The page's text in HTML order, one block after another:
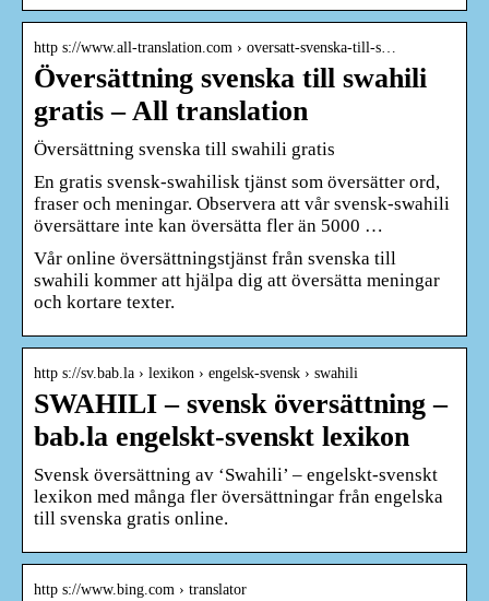
http s://www.all-translation.com › oversatt-svenska-till-s…
Översättning svenska till swahili
gratis – All translation
Översättning svenska till swahili gratis
En gratis svensk-swahilisk tjänst som översätter ord,
fraser och meningar. Observera att vår svensk-swahili
översättare inte kan översätta fler än 5000 …
Vår online översättningstjänst från svenska till
swahili kommer att hjälpa dig att översätta meningar
och kortare texter.
http s://sv.bab.la › lexikon › engelsk-svensk › swahili
SWAHILI – svensk översättning –
bab.la engelskt-svenskt lexikon
Svensk översättning av ‘Swahili’ – engelskt-svenskt
lexikon med många fler översättningar från engelska
till svenska gratis online.
http s://www.bing.com › translator